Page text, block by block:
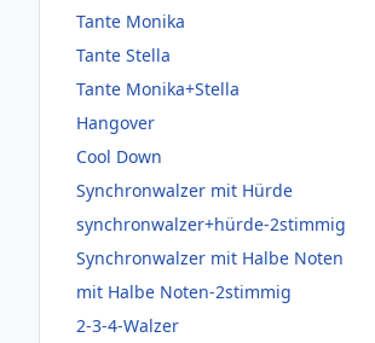
Tante Monika
Tante Stella
Tante Monika+Stella
Hangover
Cool Down
Synchronwalzer mit Hürde
synchronwalzer+hürde-2stimmig
Synchronwalzer mit Halbe Noten
mit Halbe Noten-2stimmig
2-3-4-Walzer